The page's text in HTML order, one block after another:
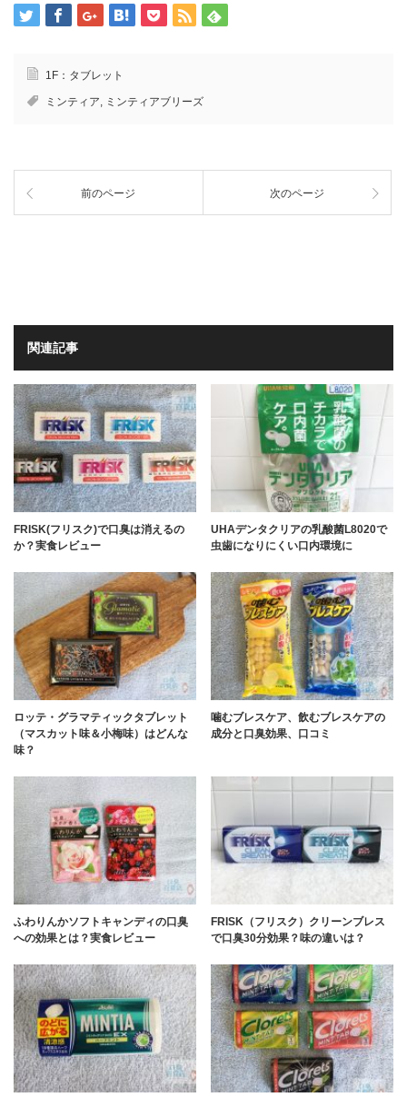
1F：タブレット
ミンティア, ミンティアブリーズ
前のページ 次のページ
関連記事
FRISK(フリスク)で口臭は消えるの
か？実食レビュー
UHAデンタクリアの乳酸菌L8020で
虫歯になりにくい口内環境に
ロッテ・グラマティックタブレット
（マスカット味＆小梅味）はどんな
味？
噛むブレスケア、飲むブレスケアの
成分と口臭効果、口コミ
ふわりんかソフトキャンディの口臭
への効果とは？実食レビュー
FRISK（フリスク）クリーンブレス
で口臭30分効果？味の違いは？